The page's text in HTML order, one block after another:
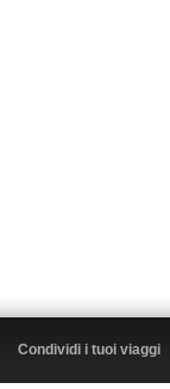
Condividi i tuoi viaggi